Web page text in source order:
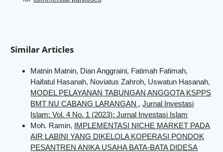
Similar Articles
Matnin Matnin, Dian Anggraini, Fatimah Fatimah,
Haifatul Hasanah, Noviatus Zahroh, Uswatun Hasanah,
MODEL PELAYANAN TABUNGAN ANGGOTA KSPPS
BMT NU CABANG LARANGAN ,Jurnal Investasi
Islam: Vol. 4 No. 1 (2023): Jurnal Investasi Islam
Moh. Ramin, IMPLEMENTASI NICHE MARKET PADA
AIR LABINI YANG DIKELOLA KOPERASI PONDOK
PESANTREN ANIKA USAHA BATA-BATA DIDESA